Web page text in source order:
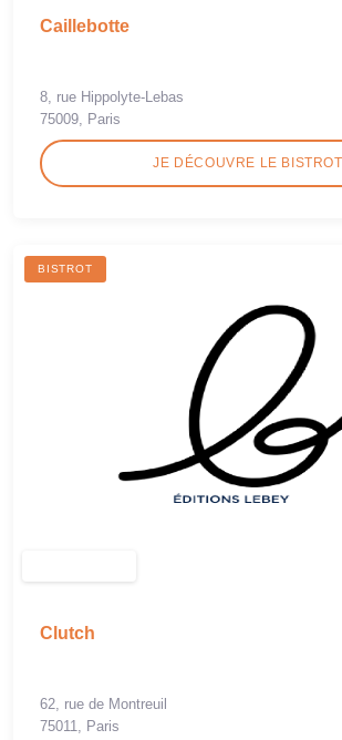
Caillebotte
8, rue Hippolyte-Lebas
75009, Paris
JE DÉCOUVRE LE BISTROT
BISTROT
Clutch
62, rue de Montreuil
75011, Paris